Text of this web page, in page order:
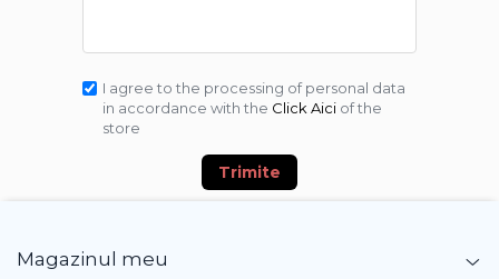
I agree to the processing of personal data
in accordance with the Click Aici of the
store
Trimite
Magazinul meu